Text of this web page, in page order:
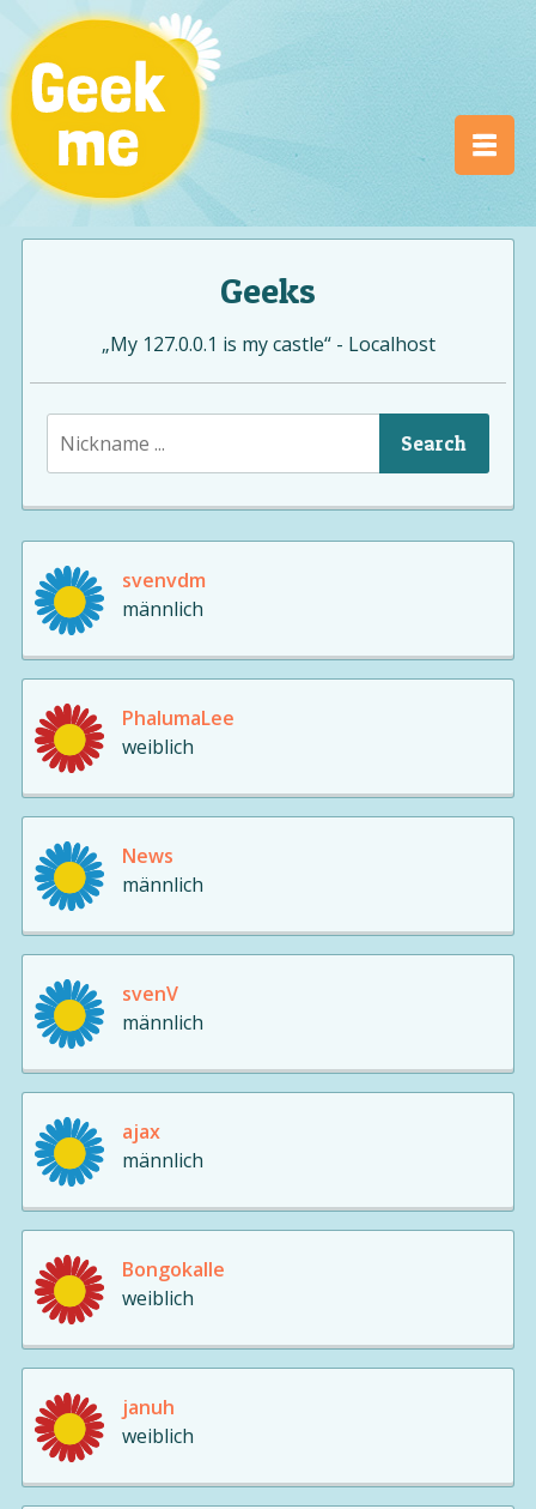
Geeks
„My 127.0.0.1 is my castle“ - Localhost
Search
svenvdm
männlich
PhalumaLee
weiblich
News
männlich
svenV
männlich
ajax
männlich
Bongokalle
weiblich
januh
weiblich